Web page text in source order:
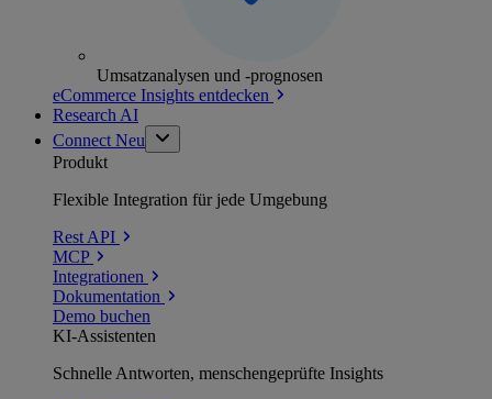
Umsatzanalysen und -prognosen
eCommerce Insights entdecken
Research AI
Connect Neu
Produkt
Flexible Integration für jede Umgebung
Rest API
MCP
Integrationen
Dokumentation
Demo buchen
KI-Assistenten
Schnelle Antworten, menschengeprüfte Insights